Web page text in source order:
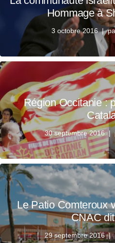
Hommage à
3 octobre 2016
Région Occitanie :
30 septembre 2016
Le Patio Comteroux
CNAC
29 septembre 2016